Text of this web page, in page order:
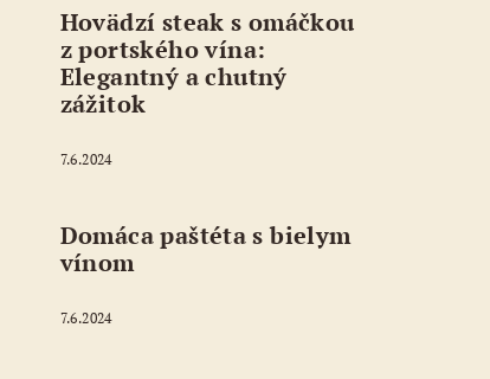
Hovädzí steak s omáčkou
z portského vína:
Elegantný a chutný
zážitok
7.6.2024
Domáca paštéta s bielym
vínom
7.6.2024